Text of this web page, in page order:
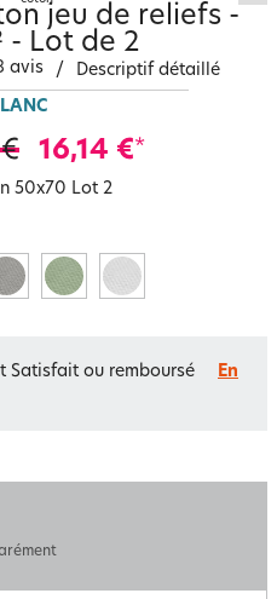
jeu de reliefs -
- Lot de 2
avis / Descriptif détaillé
16,14 €*
50x70 Lot 2
Satisfait ou remboursé
En